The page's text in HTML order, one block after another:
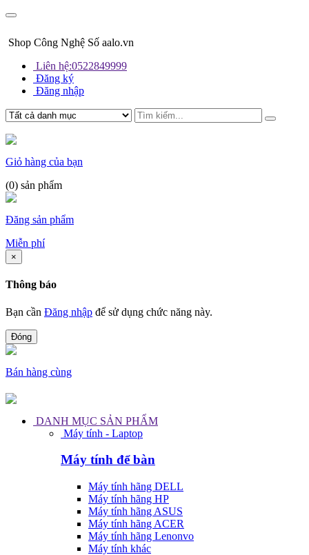
Shop Công Nghệ Số aalo.vn
Liên hệ:0522849999
Đăng ký
Đăng nhập
Giỏ hàng của bạn
(0) sản phẩm
Đăng sản phẩm
Miễn phí
×
Thông báo
Bạn cần Đăng nhập để sử dụng chức năng này.
Đóng
Bán hàng cùng
DANH MỤC SẢN PHẨM
Máy tính - Laptop
Máy tính để bàn
Máy tính hãng DELL
Máy tính hãng HP
Máy tính hãng ASUS
Máy tính hãng ACER
Máy tính hãng Lenonvo
Máy tính khác